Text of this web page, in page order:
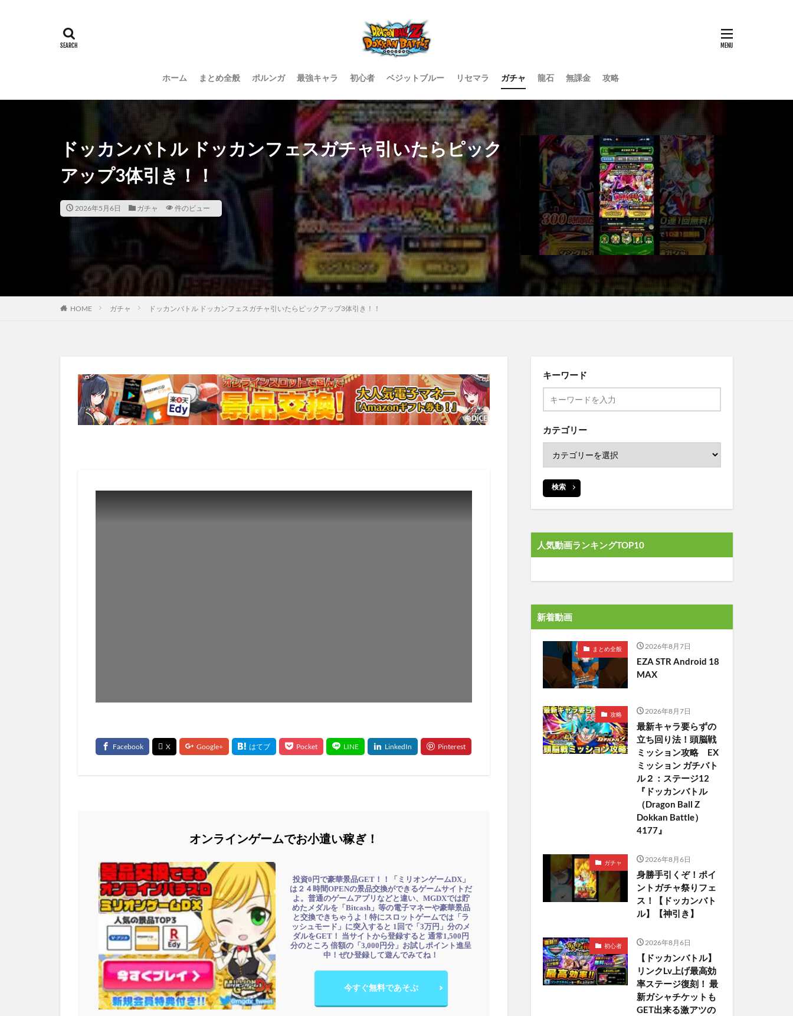
ホーム まとめ全般 ポルンガ 最強キャラ 初心者 ベジットブルー リセマラ ガチャ 龍石 無課金 攻略
ドッカンバトル ドッカンフェスガチャ引いたらピック
アップ3体引き！！
2026年5月6日 ガチャ 件のビュー
HOME ガチャ ドッカンバトル ドッカンフェスガチャ引いたらピックアップ3体引き！！
オンラインゲームでお小遣い稼ぎ！
投資0円で豪華景品GET！！「ミリオンゲームDX」
は２４時間OPENの景品交換ができるゲームサイトだ
よ。普通のゲームアプリなどと違い、MGDXでは貯
めたメダルを「Bitcash」等の電子マネーや豪華景品
と交換できちゃうよ！特にスロットゲームでは「ラ
ッシュモード」に突入すると 1回で「3万円」分のメ
ダルをGET！ 当サイトから登録すると 通常1,500円
分のところ 倍額の「3,000円分」お試しポイント進呈
中！ぜひ登録して遊んでみてね！
今すぐ無料であそぶ
キーワード
カテゴリー
検索
人気動画ランキングTOP10
新着動画
まとめ全般 2026年8月7日
EZA STR Android 18
MAX
攻略 2026年8月7日
最新キャラ要らずの
立ち回り法！頭脳戦
ミッション攻略 EX
ミッション ガチバト
ル２：ステージ12
『ドッカンバトル
（Dragon Ball Z
Dokkan Battle）
4177』
ガチャ 2026年8月6日
身勝手引くぞ！ポイ
ントガチャ祭りフェ
ス！【ドッカンバト
ル】【神引き】
初心者 2026年8月6日
【ドッカンバトル】
リンクLv上げ最高効
率ステージ復刻！ 最
新ガシャチケットも
GET出来る激アツの